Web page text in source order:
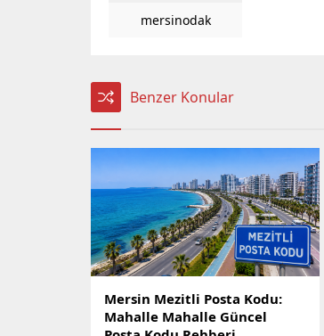
mersinodak
Benzer Konular
Mersin Mezitli Posta Kodu:
Mahalle Mahalle Güncel